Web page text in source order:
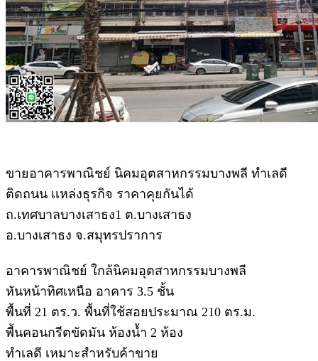
ขายอาคารพาณิชย์ นิคมอุตสาหกรรมบางพลี ทำเลดี
ติดถนน เเหล่งธุรกิจ ราคาคุยกันได้
ถ.เทศบาลบางเสาธง1 ต.บางเสาธง
อ.บางเสาธง จ.สมุทรปราการ
อาคารพาณิชย์ ใกล้นิคมอุตสาหกรรมบางพลี
หันหน้าทิศเหนือ อาคาร 3.5 ชั้น
พื้นที่ 21 ตร.ว. พื้นที่ใช้สอยประมาณ 210 ตร.ม.
พื้นคอนกรีตขัดมัน ห้องน้ำ 2 ห้อง
ทำเลดี เหมาะสำหรับค้าขาย